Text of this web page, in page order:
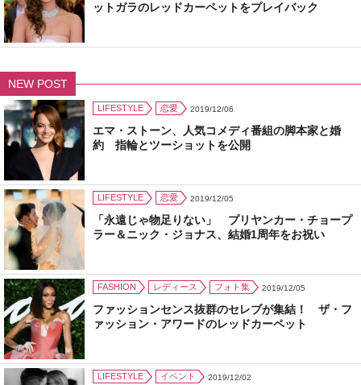
ットガラのレッドカーペットをプレイバック
NEW POST
LIFESTYLE 恋愛 2019/12/06
エマ・ストーン、人気コメディ番組の脚本家と婚
約 指輪とツーショットを公開
LIFESTYLE 恋愛 2019/12/05
「永遠じゃ物足りない」 プリヤンカー・チョープ
ラー＆ニック・ジョナス、結婚1周年をお祝い
FASHION レディース フォト集 2019/12/05
ファッションセンス抜群のセレブが集結！ ザ・フ
ァッション・アワードのレッドカーペット
LIFESTYLE イベント 2019/12/02